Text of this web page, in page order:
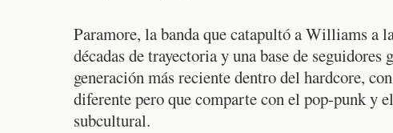
Paramore, la banda que catapultó a Williams a
décadas de trayectoria y una base de
generación más reciente dentro del hardcore,
diferente pero que comparte con el pop-punk y
subcultural.